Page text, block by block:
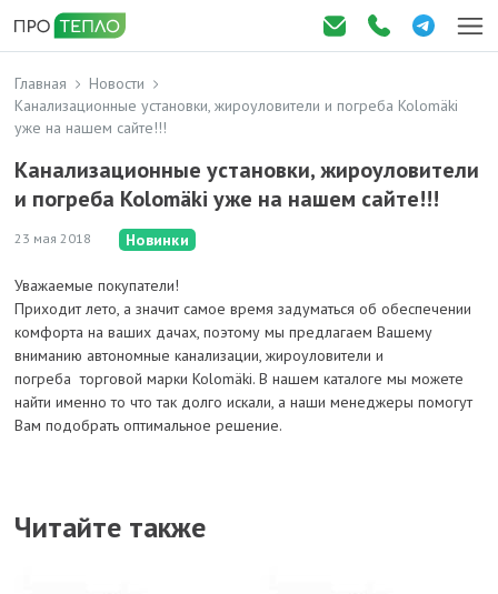
Главная
Новости
Канализационные установки, жироуловители и погреба Kolomäki
уже на нашем сайте!!!
Канализационные установки, жироуловители
и погреба Kolomäki уже на нашем сайте!!!
23 мая 2018 Новинки
Уважаемые покупатели!
Приходит лето, а значит самое время задуматься об обеспечении
комфорта на ваших дачах, поэтому мы предлагаем Вашему
вниманию автономные канализации, жироуловители и
погреба торговой марки Kolomäki. В нашем каталоге мы можете
найти именно то что так долго искали, а наши менеджеры помогут
Вам подобрать оптимальное решение.
Читайте также